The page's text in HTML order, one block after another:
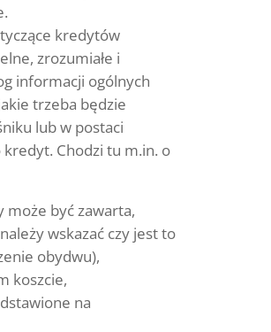
kredytów
zrozumiałe i
informacji ogólnych
trzeba będzie
lub w postaci
Chodzi tu m.in. o
być zawarta,
wskazać czy jest to
obydwu),
koszcie,
na